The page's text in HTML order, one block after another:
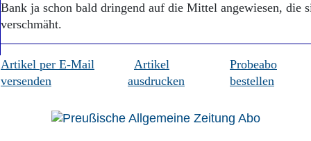
Bank ja schon bald dringend auf die Mittel angewiesen, die
verschmäht.
Artikel per E-Mail
versenden
Artikel
ausdrucken
Probeabo
bestellen